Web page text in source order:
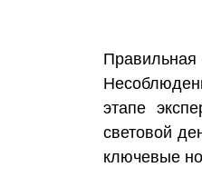
Правильная
этапе
световой
ключевые